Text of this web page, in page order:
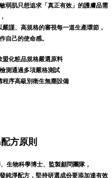
弱肌只想追求「真正有效」的護膚品需
謹、高規格的審視每一道生產環節，
自己的使命感。
化粧品規格嚴選原料
通過多項嚴格測試
序高級別衛生無塵設備
方原則
生物科學博士、監製顧問團隊，
純淨配方，堅持研選成份要添加達有效